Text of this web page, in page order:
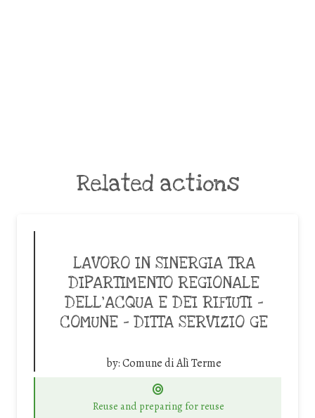
Related actions
LAVORO IN SINERGIA TRA
DIPARTIMENTO REGIONALE
DELL’ACQUA E DEI RIFIUTI –
COMUNE – DITTA SERVIZIO GE
by:Comune di Alì Terme
Reuse and preparing for reuse